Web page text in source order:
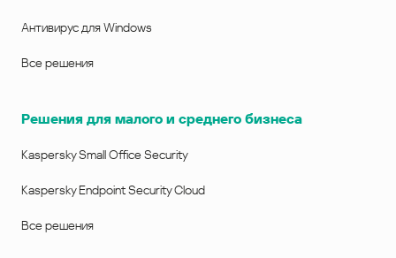
Антивирус для Windows
Все решения
Решения для малого и среднего бизнеса
Kaspersky Small Office Security
Kaspersky Endpoint Security Cloud
Все решения